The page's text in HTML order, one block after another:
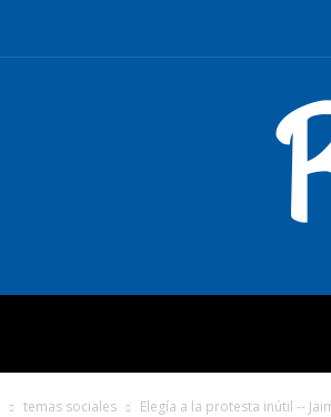
temas sociales Elegía a la protesta inútil --